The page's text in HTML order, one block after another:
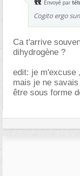
Envoyé par
Cogito ergo
Ca t'arrive
dihydrogène ?
edit: je m'excuse
mais je ne
être sous forme